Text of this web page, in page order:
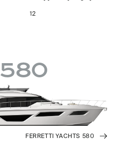
12
580
FERRETTI YACHTS 580